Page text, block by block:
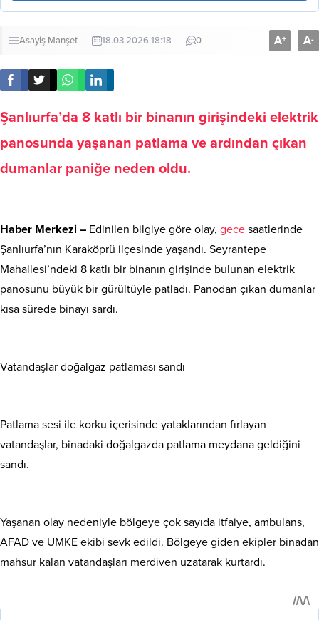
Asayiş Manşet 18.03.2026 18:18 0 A+ A-
Şanlıurfa’da 8 katlı bir binanın girişindeki elektrik
panosunda yaşanan patlama ve ardından çıkan
dumanlar paniğe neden oldu.
Haber Merkezi – Edinilen bilgiye göre olay, gece saatlerinde
Şanlıurfa’nın Karaköprü ilçesinde yaşandı. Seyrantepe
Mahallesi’ndeki 8 katlı bir binanın girişinde bulunan elektrik
panosunu büyük bir gürültüyle patladı. Panodan çıkan dumanlar
kısa sürede binayı sardı.
Vatandaşlar doğalgaz patlaması sandı
Patlama sesi ile korku içerisinde yataklarından fırlayan
vatandaşlar, binadaki doğalgazda patlama meydana geldiğini
sandı.
Yaşanan olay nedeniyle bölgeye çok sayıda itfaiye, ambulans,
AFAD ve UMKE ekibi sevk edildi. Bölgeye giden ekipler binadan
mahsur kalan vatandaşları merdiven uzatarak kurtardı.